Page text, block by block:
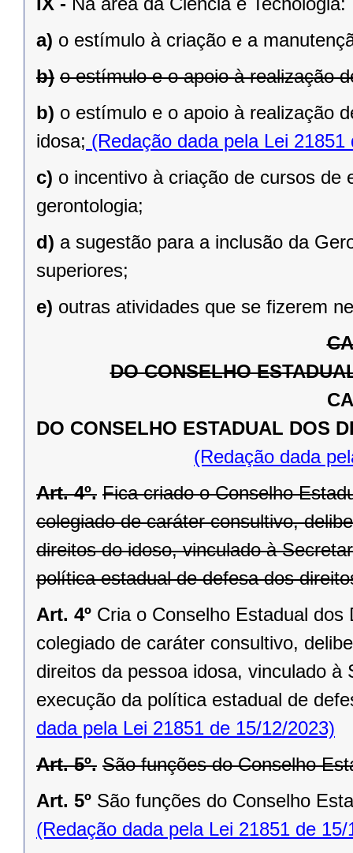
a) o estímulo à criação e a
b) o estímulo e o apoio à realização
b) o estímulo e o apoio à realização
idosa; (Redação dada pela Lei 21851
c) o incentivo à criação de cursos de
gerontologia;
d) a sugestão para a inclusão da
superiores;
e) outras atividades que se fizerem
DO CONSELHO
DO CONSELHO ESTADUAL DOS
(Redação dada
Art. 4º. Fica criado o Conselho
colegiado de caráter consultivo,
direitos do idoso, vinculado à
política estadual de defesa dos
Art. 4º Cria o Conselho Estadual
colegiado de caráter consultivo,
direitos da pessoa idosa, vinculado
execução da política estadual de
dada pela Lei 21851 de 15/12/2023)
Art. 5º. São funções do Conselho
Art. 5º São funções do Conselho
(Redação dada pela Lei 21851 de 15/